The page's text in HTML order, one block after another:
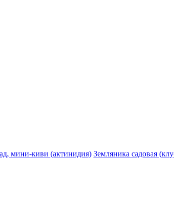
мини-киви (актинидия) Земляника садовая